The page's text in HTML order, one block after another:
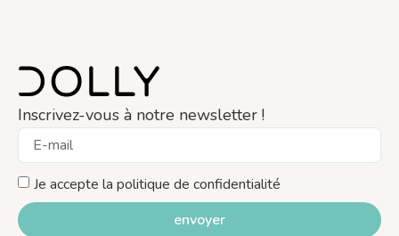
Inscrivez-vous à notre newsletter !
Je accepte la politique de confidentialité
envoyer